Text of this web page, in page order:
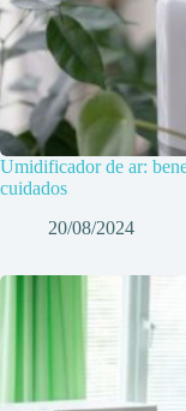
Umidificador de ar:
cuidados
20/08/2024